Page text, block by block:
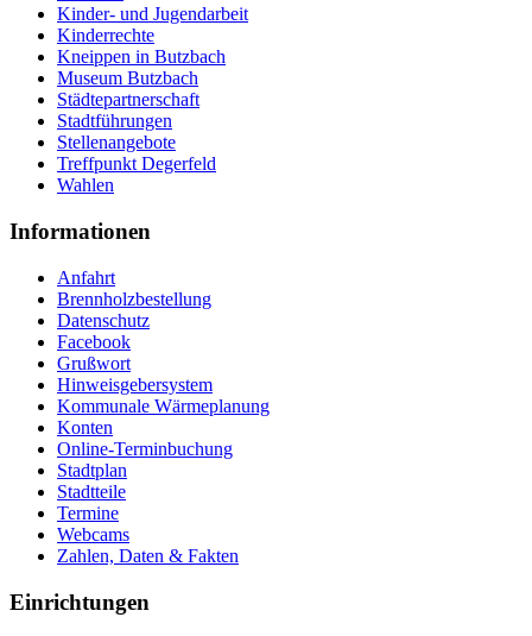
Kinder- und Jugendarbeit
Kinderrechte
Kneippen in Butzbach
Museum Butzbach
Städtepartnerschaft
Stadtführungen
Stellenangebote
Treffpunkt Degerfeld
Wahlen
Informationen
Anfahrt
Brennholzbestellung
Datenschutz
Facebook
Grußwort
Hinweisgebersystem
Kommunale Wärmeplanung
Konten
Online-Terminbuchung
Stadtplan
Stadtteile
Termine
Webcams
Zahlen, Daten & Fakten
Einrichtungen